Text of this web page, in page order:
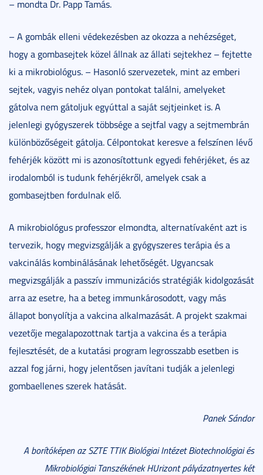
– mondta Dr. Papp Tamás.
– A gombák elleni védekezésben az okozza a nehézséget,
hogy a gombasejtek közel állnak az állati sejtekhez – fejtette
ki a mikrobiológus. – Hasonló szervezetek, mint az emberi
sejtek, vagyis nehéz olyan pontokat találni, amelyeket
gátolva nem gátoljuk egyúttal a saját sejtjeinket is. A
jelenlegi gyógyszerek többsége a sejtfal vagy a sejtmembrán
különbözőségeit gátolja. Célpontokat keresve a felszínen lévő
fehérjék között mi is azonosítottunk egyedi fehérjéket, és az
irodalomból is tudunk fehérjékről, amelyek csak a
gombasejtben fordulnak elő.
A mikrobiológus professzor elmondta, alternatívaként azt is
tervezik, hogy megvizsgálják a gyógyszeres terápia és a
vakcinálás kombinálásának lehetőségét. Ugyancsak
megvizsgálják a passzív immunizációs stratégiák kidolgozását
arra az esetre, ha a beteg immunkárosodott, vagy más
állapot bonyolítja a vakcina alkalmazását. A projekt szakmai
vezetője megalapozottnak tartja a vakcina és a terápia
fejlesztését, de a kutatási program legrosszabb esetben is
azzal fog járni, hogy jelentősen javítani tudják a jelenlegi
gombaellenes szerek hatását.
Panek Sándor
A borítóképen az SZTE TTIK Biológiai Intézet Biotechnológiai és
Mikrobiológiai Tanszékének HUrizont pályázatnyertes két